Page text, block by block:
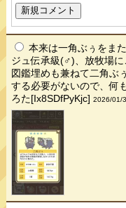
本来は一角ぶぅをま
ジュ伝承級(♂)、放牧場
図鑑埋めも兼ねて二角ぶ
する必要がないので、何
ろた[Ix8SDfPyKjc]2026/01/